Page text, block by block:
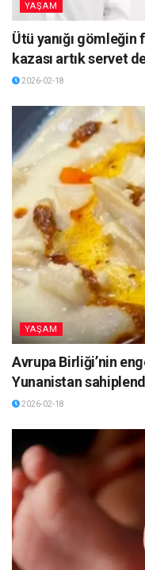
YAŞAM
Ütü yanığı
kazası artık servet
2026-02-18
YAŞAM
Avrupa Birliği’nin
Yunanistan
2026-02-18